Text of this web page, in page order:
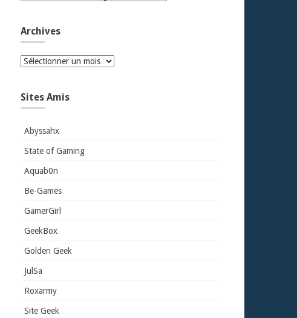
Archives
Archives
Sites Amis
Abyssahx
State of Gaming
Aquab0n
Be-Games
GamerGirl
GeekBox
Golden Geek
JulSa
Roxarmy
Site Geek